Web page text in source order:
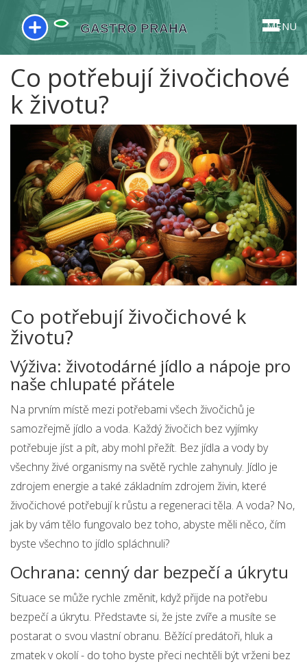
MENU
Co potřebují živočichové
k životu?
Co potřebují živočichové k
životu?
Výživa: životodárné jídlo a nápoje pro
naše chlupaté přátele
Na prvním místě mezi potřebami všech živočichů je
samozřejmě jídlo a voda. Každý živočich bez vyjímky
potřebuje jíst a pít, aby mohl přežít. Bez jídla a vody by
všechny živé organismy na světě rychle zahynuly. Jídlo je
zdrojem energie a také základním zdrojem živin, které
živočichové potřebují k růstu a regeneraci těla. A voda? No,
jak by vám tělo fungovalo bez toho, abyste měli něco, čím
byste všechno to jídlo spláchnuli?
Ochrana: cenný dar bezpečí a úkrytu
Situace se může rychle změnit, když přijde na potřebu
bezpečí a úkrytu. Představte si, že jste zvíře a musíte se
postarat o svou vlastní obranu. Běžící predátoři, hluk a
zmatek v okolí - do toho byste přeci nechtěli být vrženi bez